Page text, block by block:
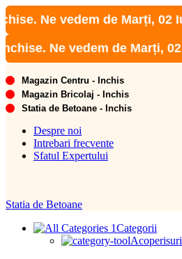
vedem de Marți, 02 Iunie!
vedem de Marți, 02 Iunie!
Magazin Centru - Inchis
Magazin Bricolaj - Inchis
Statia de Betoane - Inchis
Despre noi
Intrebari frecvente
Sfatul Expertului
Statia de Betoane
Categorii
Acoperisuri